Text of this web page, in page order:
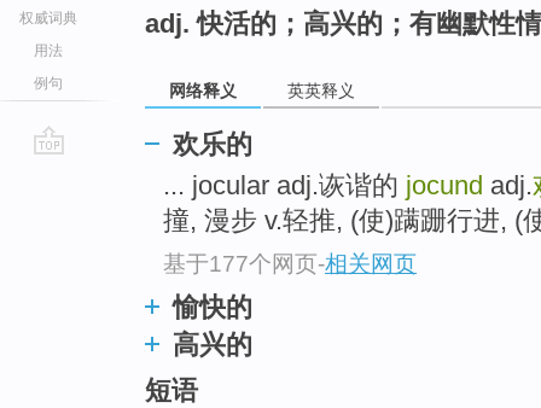
权威词典
用法
例句
adj. 快活的；高兴的；有幽默性
网络释义 英英释义
欢乐的
... jocular adj.诙谐的 jocund adj.
撞, 漫步 v.轻推, (使)蹒跚行进, (
基于177个网页-相关网页
愉快的
高兴的
短语